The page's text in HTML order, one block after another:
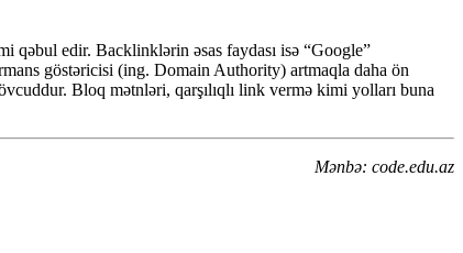
qəbul edir. Backlinklərin əsas faydası isə “Google”
göstəricisi (ing. Domain Authority) artmaqla daha ön
Bloq mətnləri, qarşılıqlı link vermə kimi yolları buna
Mənbə: code.edu.az